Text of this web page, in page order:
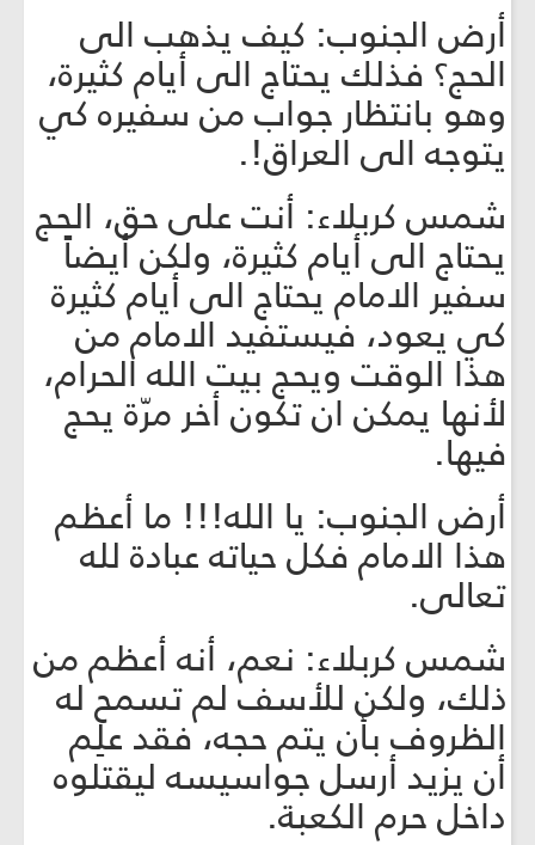
أرض الجنوب: كيف يذهب الى
الحج؟ فذلك يحتاج الى أيام كثيرة،
وهو بانتظار جواب من سفيره كي
يتوجه الى العراق!.
شمس كربلاء: أنت على حق، الحج
يحتاج الى أيام كثيرة، ولكن أيضاً
سفير الامام يحتاج الى أيام كثيرة
كي يعود، فيستفيد الامام من
هذا الوقت ويحج بيت الله الحرام،
لأنها يمكن ان تكون أخر مرّة يحج
فيها.
أرض الجنوب: يا الله!!! ما أعظم
هذا الامام فكل حياته عبادة لله
تعالى.
شمس كربلاء: نعم، أنه أعظم من
ذلك، ولكن للأسف لم تسمح له
الظروف بأن يتم حجه، فقد علِم
أن يزيد أرسل جواسيسه ليقتلوه
داخل حرم الكعبة.